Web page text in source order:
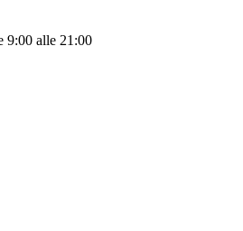
9:00 alle 21:00